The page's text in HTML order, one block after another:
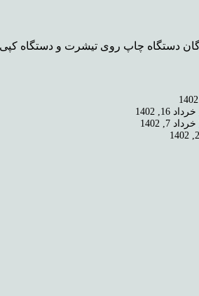
خرداد 16, 1402
خرداد 7, 1402